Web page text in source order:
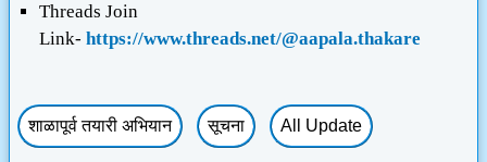
Threads Join
Link- https://www.threads.net/@aapala.thakare
शाळापूर्व तयारी अभियान सूचना All Update